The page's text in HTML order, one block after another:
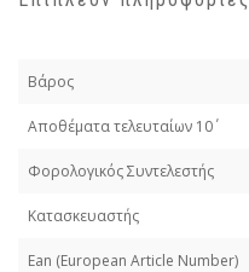
Βάρος
Απoθέματα τελευταίων 10΄
Φορολογικός Συντελεστής
Κατασκευαστής
Εan (European Article Number)